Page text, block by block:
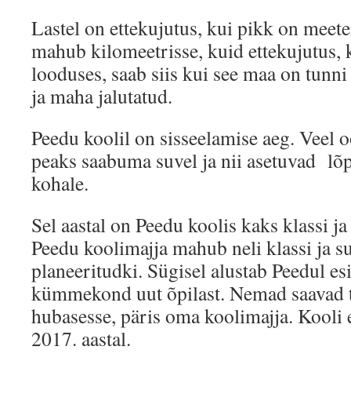
Lastel on ettekujutus, kui pikk on
mahub kilomeetrisse, kuid
looduses, saab siis kui see maa on
ja maha jalutatud.
Peedu koolil on sisseelamise aeg. Veel
peaks saabuma suvel ja nii asetuvad
kohale.
Sel aastal on Peedu koolis kaks klassi
Peedu koolimajja mahub neli klassi ja
planeeritudki. Sügisel alustab Peedul
kümmekond uut õpilast. Nemad
hubasesse, päris oma koolimajja. Kooli
2017. aastal.